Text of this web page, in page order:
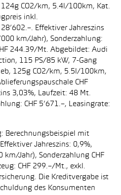
CO2/km, 5.4l/100km, Kat.
inkl.
Effektiver Jahreszins
km/Jahr), Sonderzahlung:
244.39/Mt. Abgebildet: Audi
115 PS/85 kW, 7-Gang
125g CO2/km, 5.5l/100km,
CHF
3,03%, Laufzeit: 48 Mt.
CHF 5’671.–, Leasingrate:
Berechnungsbeispiel mit
Jahreszins: 0,9%,
km/Jahr), Sonderzahlung CHF
CHF 299.–/Mt., exkl.
Die Kreditvergabe ist
des Konsumenten